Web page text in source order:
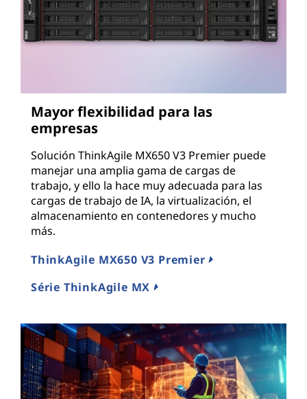
Mayor flexibilidad para las
empresas
Solución ThinkAgile MX650 V3 Premier puede
manejar una amplia gama de cargas de
trabajo, y ello la hace muy adecuada para las
cargas de trabajo de IA, la virtualización, el
almacenamiento en contenedores y mucho
más.
ThinkAgile MX650 V3 Premier
Série ThinkAgile MX